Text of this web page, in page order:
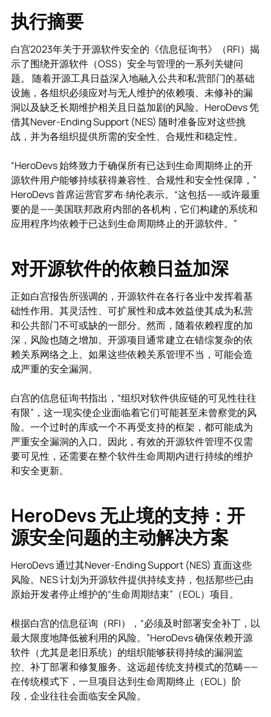
执行摘要
白宫2023年关于开源软件安全的《信息征询书》（RFI）揭
示了围绕开源软件（OSS）安全与管理的一系列关键问
题。 随着开源工具日益深入地融入公共和私营部门的基础
设施，各组织必须应对与无人维护的依赖项、未修补的漏
洞以及缺乏长期维护相关且日益加剧的风险。HeroDevs 凭
借其Never-Ending Support (NES) 随时准备应对这些挑
战，并为各组织提供所需的安全性、合规性和稳定性。
“HeroDevs 始终致力于确保所有已达到生命周期终止的开
源软件用户能够持续获得兼容性、合规性和安全性保障，”
HeroDevs 首席运营官罗布·纳伦表示。“这包括——或许最重
要的是——美国联邦政府内部的各机构，它们构建的系统和
应用程序均依赖于已达到生命周期终止的开源软件。”
对开源软件的依赖日益加深
正如白宫报告所强调的，开源软件在各行各业中发挥着基
础性作用。其灵活性、可扩展性和成本效益使其成为私营
和公共部门不可或缺的一部分。然而，随着依赖程度的加
深，风险也随之增加。开源项目通常建立在错综复杂的依
赖关系网络之上。如果这些依赖关系管理不当，可能会造
成严重的安全漏洞。
白宫的信息征询书指出，“组织对软件供应链的可见性往往
有限”，这一现实使企业面临着它们可能甚至未曾察觉的风
险。一个过时的库或一个不再受支持的框架，都可能成为
严重安全漏洞的入口。因此，有效的开源软件管理不仅需
要可见性，还需要在整个软件生命周期内进行持续的维护
和安全更新。
HeroDevs 无止境的支持：开
源安全问题的主动解决方案
HeroDevs 通过其Never-Ending Support (NES) 直面这些
风险。NES 计划为开源软件提供持续支持，包括那些已由
原始开发者停止维护的“生命周期结束”（EOL）项目。
根据白宫的信息征询（RFI），“必须及时部署安全补丁，以
最大限度地降低被利用的风险。”HeroDevs 确保依赖开源
软件（尤其是老旧系统）的组织能够获得持续的漏洞监
控、补丁部署和修复服务。这远超传统支持模式的范畴——
在传统模式下，一旦项目达到生命周期终止（EOL）阶
段，企业往往会面临安全风险。